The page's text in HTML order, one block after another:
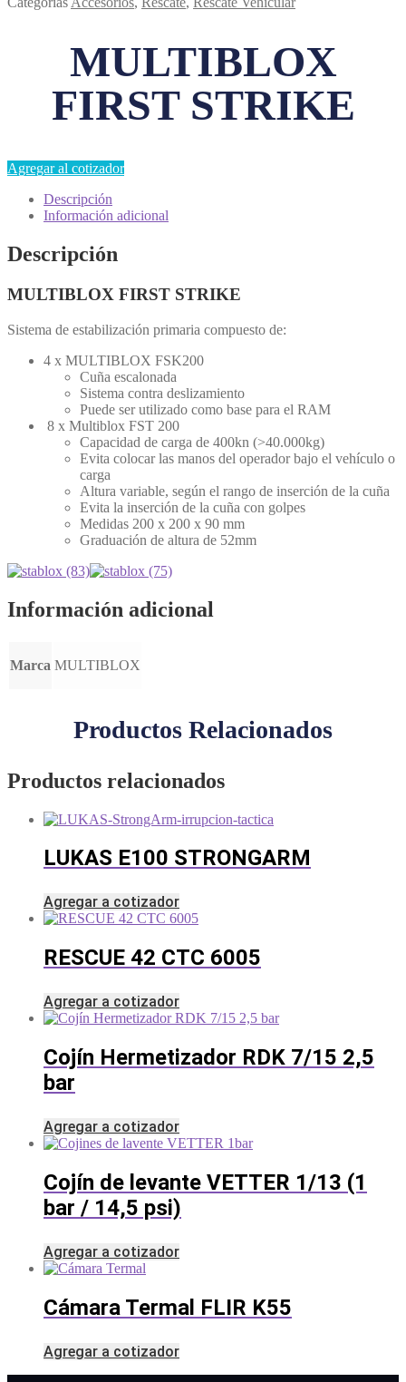
MULTIBLOX
FIRST STRIKE
Agregar al cotizador
Descripción
Información adicional
Descripción
MULTIBLOX FIRST STRIKE
Sistema de estabilización primaria compuesto de:
4 x MULTIBLOX FSK200
Cuña escalonada
Sistema contra deslizamiento
Puede ser utilizado como base para el RAM
8 x Multiblox FST 200
Capacidad de carga de 400kn (>40.000kg)
Evita colocar las manos del operador bajo el vehículo o
carga
Altura variable, según el rango de inserción de la cuña
Evita la inserción de la cuña con golpes
Medidas 200 x 200 x 90 mm
Graduación de altura de 52mm
Información adicional
Marca MULTIBLOX
Productos Relacionados
Productos relacionados
LUKAS E100 STRONGARM
Agregar a cotizador
RESCUE 42 CTC 6005
Agregar a cotizador
Cojín Hermetizador RDK 7/15 2,5
bar
Agregar a cotizador
Cojín de levante VETTER 1/13 (1
bar / 14,5 psi)
Agregar a cotizador
Cámara Termal FLIR K55
Agregar a cotizador